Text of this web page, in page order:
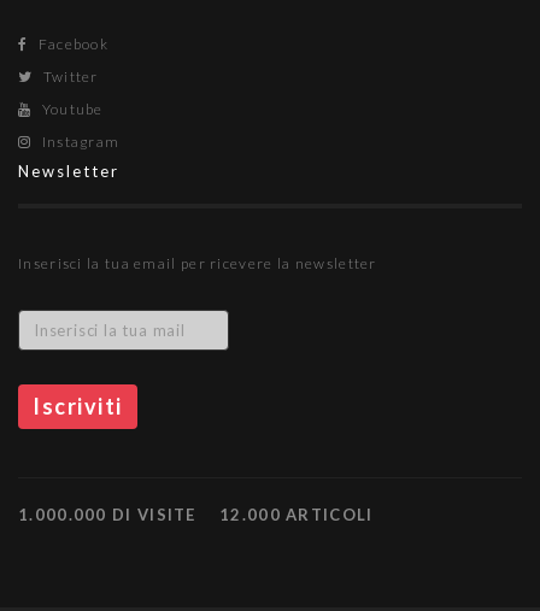
Facebook
Twitter
Youtube
Instagram
Newsletter
Inserisci la tua email per ricevere la newsletter
1.000.000 DI VISITE 12.000 ARTICOLI